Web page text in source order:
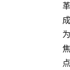
革
成
为
焦
点